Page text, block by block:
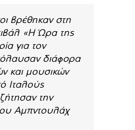
βρέθηκαν στη
«Η Ώρα της
για τον
διάφορα
και μουσικών
Ιταλούς
την
Αμπντουλάχ